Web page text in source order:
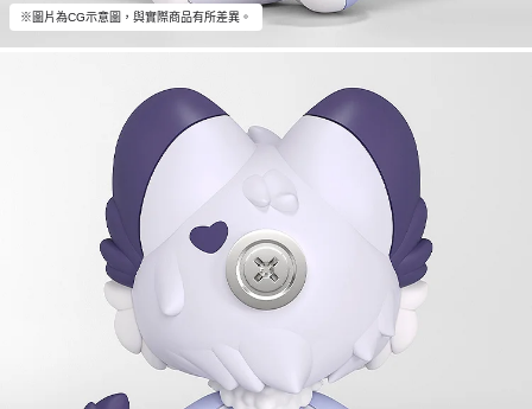
※圖片為CG示意圖，與實際商品有所差異。